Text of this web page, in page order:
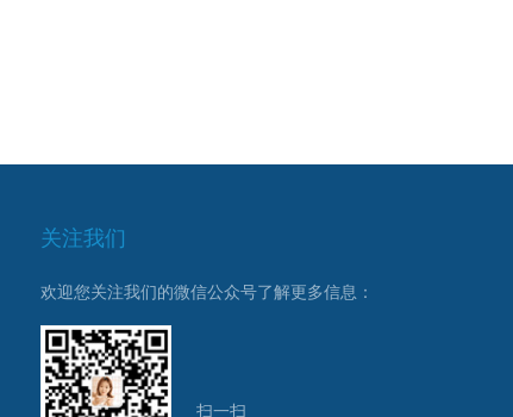
关注我们
欢迎您关注我们的微信公众号了解更多信息：
扫一扫